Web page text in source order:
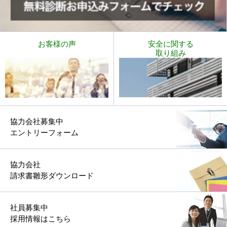
お客様の声
安全に関する
取り組み
協力会社募集中
エントリーフォーム
協力会社
請求書雛形ダウンロード
社員募集中
採用情報はこちら